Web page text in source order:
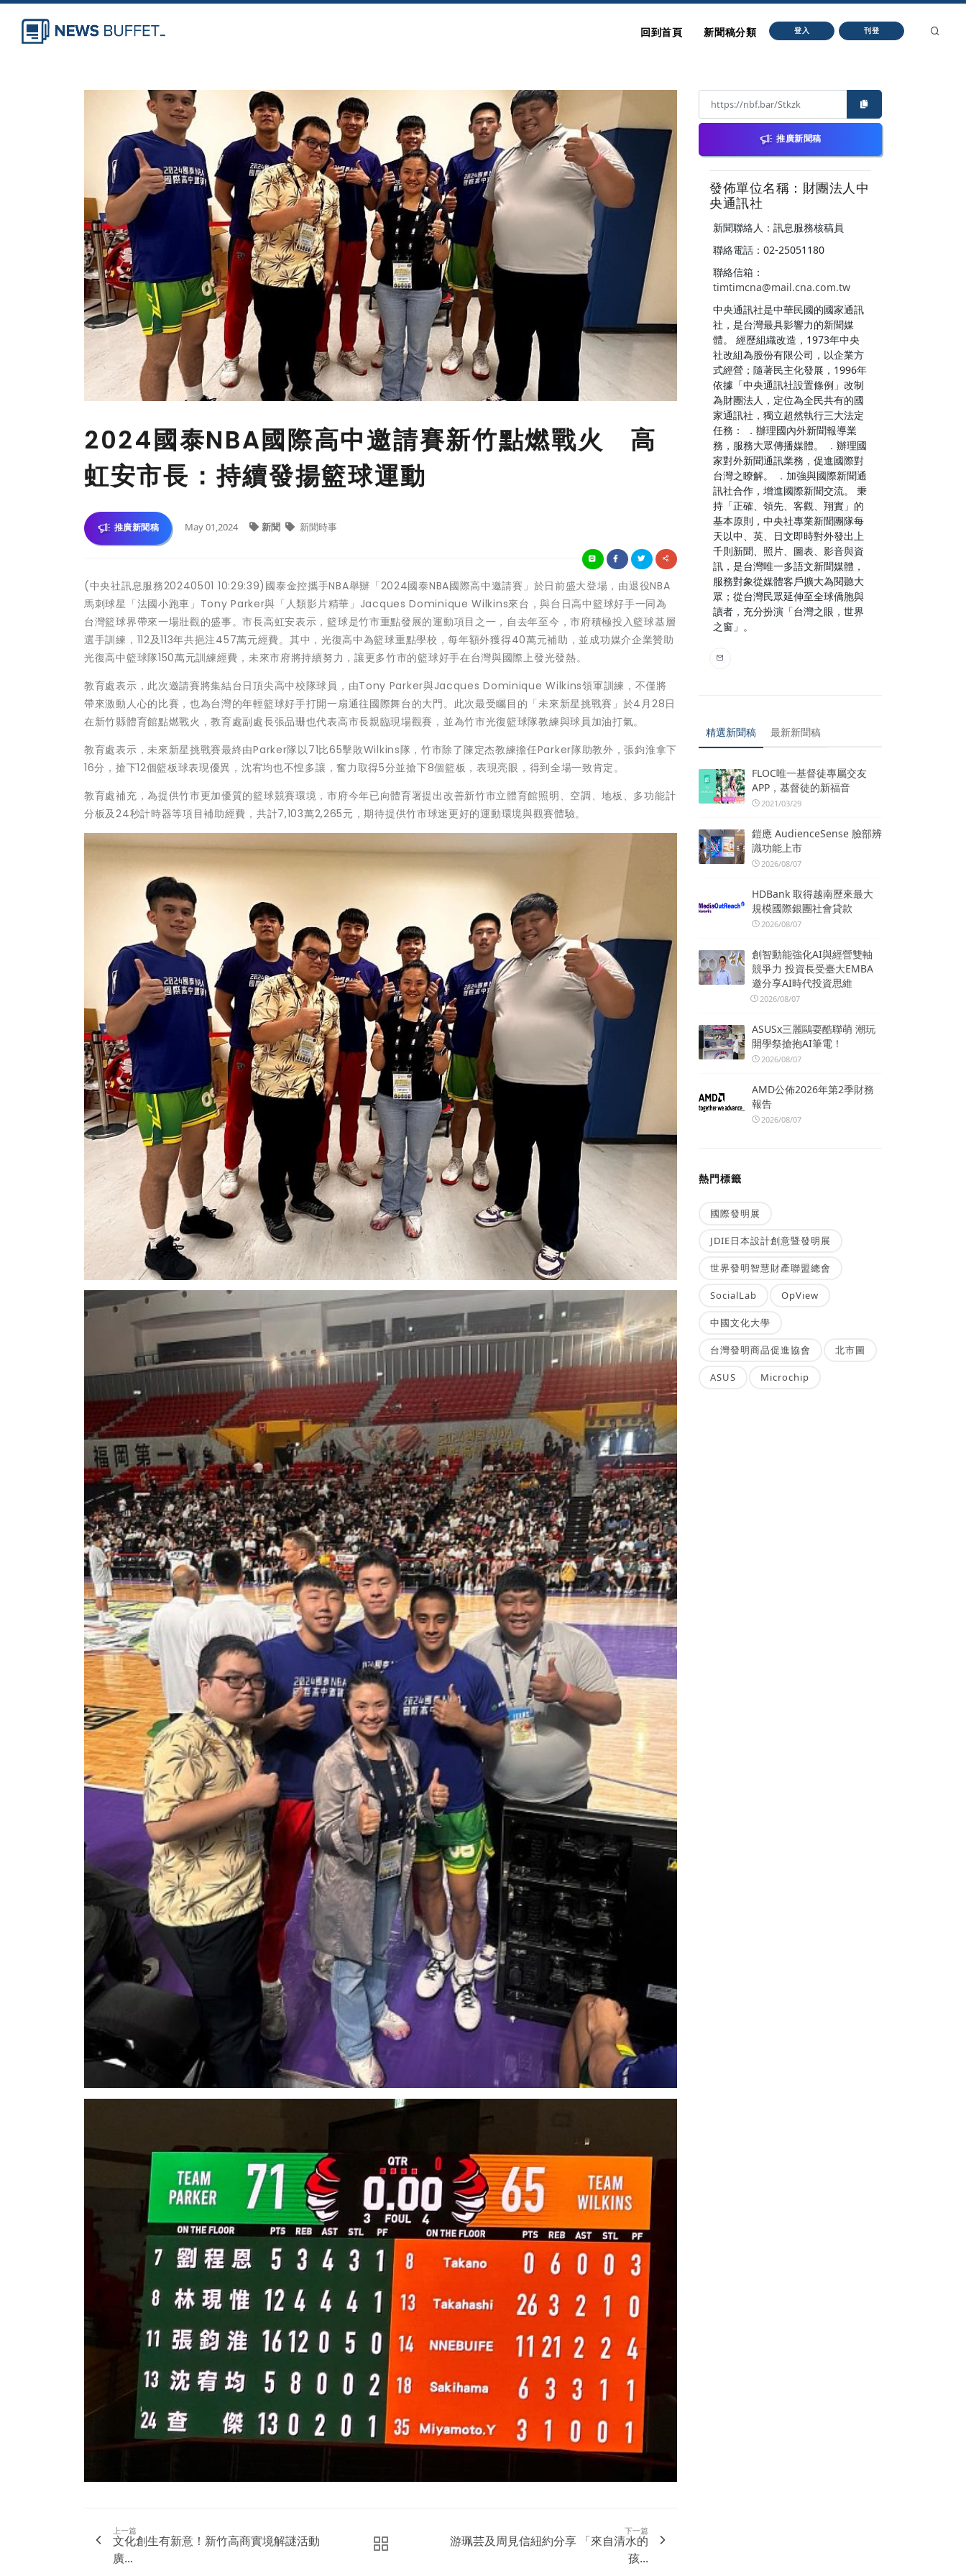
回到首頁 新聞稿分類 登入 刊登
2024國泰NBA國際高中邀請賽新竹點燃戰火 高
虹安市長：持續發揚籃球運動
推廣新聞稿 May 01,2024 新聞 新聞時事
(中央社訊息服務20240501 10:29:39)國泰金控攜手NBA舉辦「2024國泰NBA國際高中邀請賽」於日前盛大登場，由退役NBA
馬刺球星「法國小跑車」Tony Parker與「人類影片精華」Jacques Dominique Wilkins來台，與台日高中籃球好手一同為
台灣籃球界帶來一場壯觀的盛事。市長高虹安表示，籃球是竹市重點發展的運動項目之一，自去年至今，市府積極投入籃球基層
選手訓練，112及113年共挹注457萬元經費。其中，光復高中為籃球重點學校，每年額外獲得40萬元補助，並成功媒介企業贊助
光復高中籃球隊150萬元訓練經費，未來市府將持續努力，讓更多竹市的籃球好手在台灣與國際上發光發熱。
教育處表示，此次邀請賽將集結台日頂尖高中校隊球員，由Tony Parker與Jacques Dominique Wilkins領軍訓練，不僅將
帶來激動人心的比賽，也為台灣的年輕籃球好手打開一扇通往國際舞台的大門。此次最受矚目的「未來新星挑戰賽」於4月28日
在新竹縣體育館點燃戰火，教育處副處長張品珊也代表高市長親臨現場觀賽，並為竹市光復籃球隊教練與球員加油打氣。
教育處表示，未來新星挑戰賽最終由Parker隊以71比65擊敗Wilkins隊，竹市除了陳定杰教練擔任Parker隊助教外，張鈞淮拿下
16分，搶下12個籃板球表現優異，沈宥均也不惶多讓，奮力取得5分並搶下8個籃板，表現亮眼，得到全場一致肯定。
教育處補充，為提供竹市更加優質的籃球競賽環境，市府今年已向體育署提出改善新竹市立體育館照明、空調、地板、多功能計
分板及24秒計時器等項目補助經費，共計7,103萬2,265元，期待提供竹市球迷更好的運動環境與觀賽體驗。
上一篇
文化創生有新意！新竹高商實境解謎活動
廣...
下一篇
游珮芸及周見信紐約分享 「來自清水的
孩...
推廣新聞稿
發佈單位名稱：財團法人中
央通訊社
新聞聯絡人：訊息服務核稿員
聯絡電話：02-25051180
聯絡信箱：
timtimcna@mail.cna.com.tw
中央通訊社是中華民國的國家通訊
社，是台灣最具影響力的新聞媒
體。 經歷組織改造，1973年中央
社改組為股份有限公司，以企業方
式經營；隨著民主化發展，1996年
依據「中央通訊社設置條例」改制
為財團法人，定位為全民共有的國
家通訊社，獨立超然執行三大法定
任務： ．辦理國內外新聞報導業
務，服務大眾傳播媒體。 ．辦理國
家對外新聞通訊業務，促進國際對
台灣之瞭解。 ．加強與國際新聞通
訊社合作，增進國際新聞交流。 秉
持「正確、領先、客觀、翔實」的
基本原則，中央社專業新聞團隊每
天以中、英、日文即時對外發出上
千則新聞、照片、圖表、影音與資
訊，是台灣唯一多語文新聞媒體，
服務對象從媒體客戶擴大為閱聽大
眾；從台灣民眾延伸至全球僑胞與
讀者，充分扮演「台灣之眼，世界
之窗」。
精選新聞稿 最新新聞稿
FLOC唯一基督徒專屬交友
APP，基督徒的新福音
2021/03/29
鎧應 AudienceSense 臉部辨
識功能上市
2026/08/07
HDBank 取得越南歷來最大
規模國際銀團社會貸款
2026/08/07
創智動能強化AI與經營雙軸
競爭力 投資長受臺大EMBA
邀分享AI時代投資思維
2026/08/07
ASUSx三麗鷗耍酷聯萌 潮玩
開學祭搶抱AI筆電！
2026/08/07
AMD公佈2026年第2季財務
報告
2026/08/07
熱門標籤
國際發明展
JDIE日本設計創意暨發明展
世界發明智慧財產聯盟總會
SocialLab OpView
中國文化大學
台灣發明商品促進協會 北市圖
ASUS Microchip